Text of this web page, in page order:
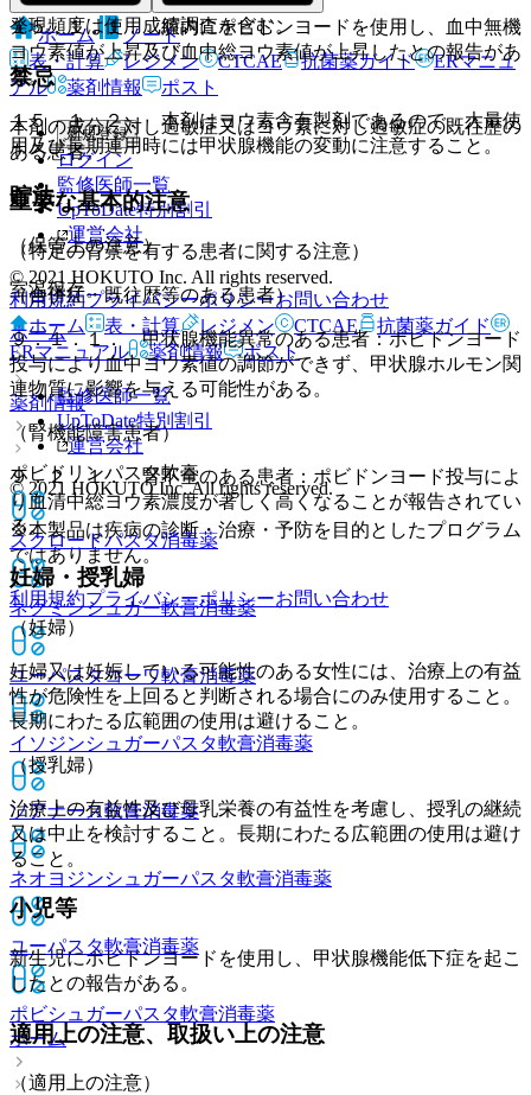
１５．１．１． 膣内にポビドンヨードを使用し、血中無機
ヨウ素値が上昇及び血中総ヨウ素値が上昇したとの報告があ
る。
１５．１．２． 本剤はヨウ素含有製剤であるので、大量使
用及び長期連用時には甲状腺機能の変動に注意すること。
貯法
（保管上の注意）
室温保存。
ホーム
薬剤情報
ポビドリンパスタ軟膏
スクロードパスタ消毒薬
ネグミンシュガー軟膏消毒薬
ユーパスタコーワ軟膏消毒薬
イソジンシュガーパスタ軟膏消毒薬
ソアナース軟膏消毒薬
ネオヨジンシュガーパスタ軟膏消毒薬
ユーパスタ軟膏消毒薬
ポビシュガーパスタ軟膏消毒薬
ホーム
発現頻度は使用成績調査を含む。
禁忌
本剤の成分に対し過敏症又はヨウ素に対し過敏症の既往歴の
ある患者。
重要な基本的注意
（特定の背景を有する患者に関する注意）
（合併症・既往歴等のある患者）
９．１．１． 甲状腺機能異常のある患者：ポビドンヨード
投与により血中ヨウ素値の調節ができず、甲状腺ホルモン関
連物質に影響を与える可能性がある。
（腎機能障害患者）
９．２．１． 腎不全のある患者：ポビドンヨード投与によ
り血清中総ヨウ素濃度が著しく高くなることが報告されてい
る。
妊婦・授乳婦
（妊婦）
妊婦又は妊娠している可能性のある女性には、治療上の有益
性が危険性を上回ると判断される場合にのみ使用すること。
長期にわたる広範囲の使用は避けること。
（授乳婦）
治療上の有益性及び母乳栄養の有益性を考慮し、授乳の継続
又は中止を検討すること。長期にわたる広範囲の使用は避け
ること。
小児等
新生児にポビドンヨードを使用し、甲状腺機能低下症を起こ
したとの報告がある。
適用上の注意、取扱い上の注意
（適用上の注意）
ホーム
ノート
表・計算
レジメン CTCAE 抗菌薬ガイド
ERマニュ
アル
薬剤情報 ポスト
新規登録
ログイン
監修医師一覧
UpToDate特別割引
運営会社
© 2021 HOKUTO Inc. All rights reserved.
利用規約プライバシーポリシーお問い合わせ
ホーム
表・計算 レジメン CTCAE
抗菌薬ガイド
ERマニュアル
薬剤情報 ポスト
監修医師一覧
UpToDate特別割引
運営会社
© 2021 HOKUTO Inc. All rights reserved.
※本製品は疾病の診断・治療・予防を目的としたプログラム
ではありません。
利用規約プライバシーポリシーお問い合わせ